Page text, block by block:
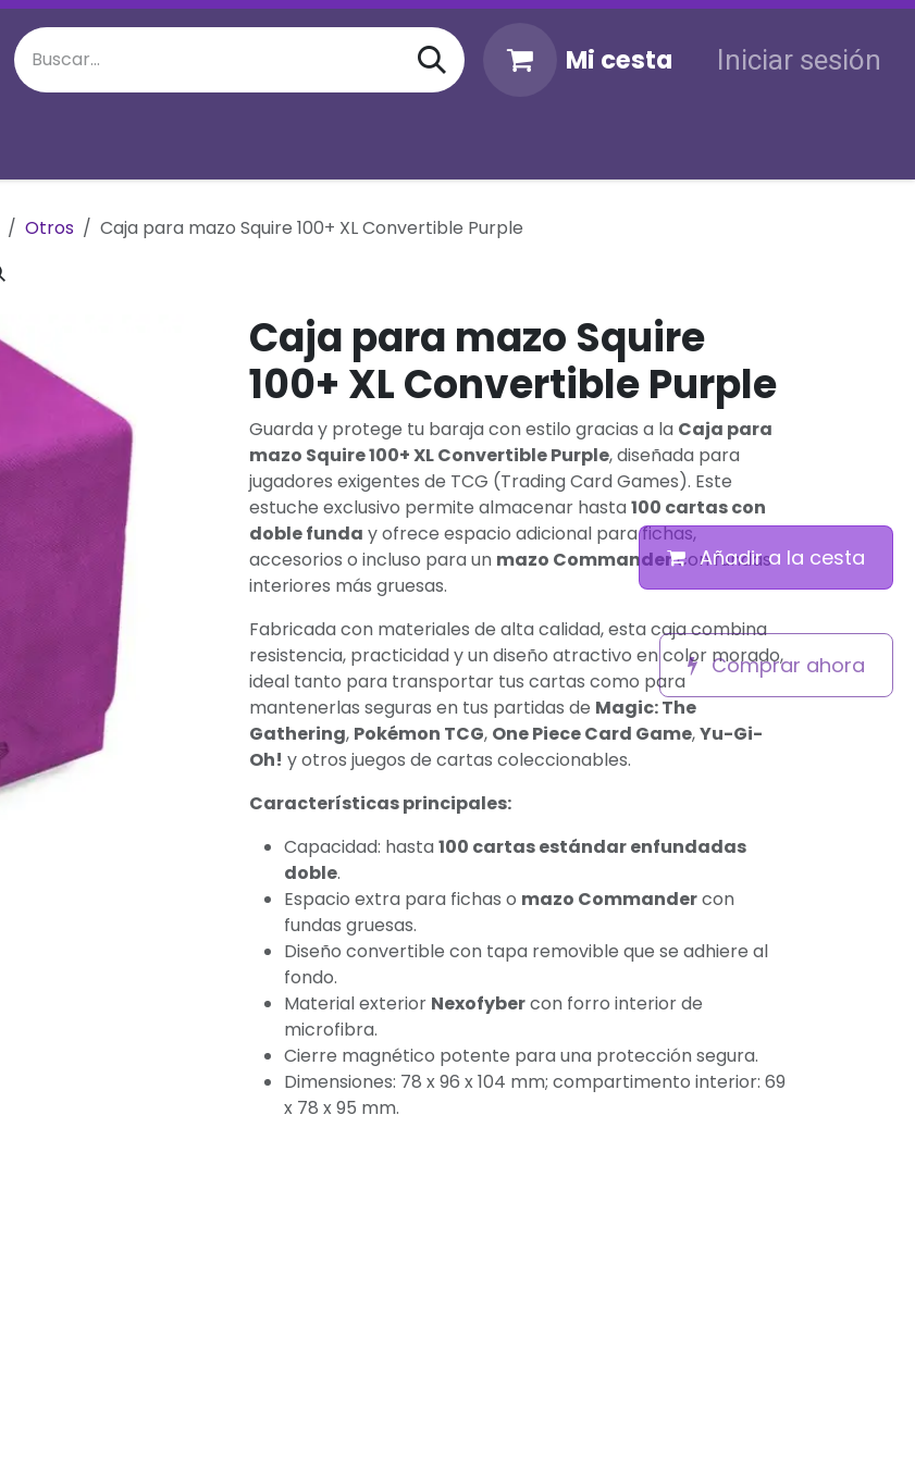
Mi cesta Iniciar sesión
Otros Caja para mazo Squire 100+ XL Convertible Purple
Caja para mazo Squire
100+ XL Convertible Purple
Guarda y protege tu baraja con estilo gracias a la Caja para
mazo Squire 100+ XL Convertible Purple, diseñada para
jugadores exigentes de TCG (Trading Card Games). Este
estuche exclusivo permite almacenar hasta100 cartas con
doble funda y ofrece espacio adicional para fichas,
accesorios o incluso para un mazo Commandercon fundas
interiores más gruesas.
Fabricada con materiales de alta calidad, esta caja combina
resistencia, practicidad y un diseño atractivo en color morado,
ideal tanto para transportar tus cartas como para
mantenerlas seguras en tus partidas de Magic: The
Gathering, Pokémon TCG, One Piece Card Game,Yu-Gi-
Oh! y otros juegos de cartas coleccionables.
Características principales:
Capacidad: hasta100 cartas estándar enfundadas
doble.
Espacio extra para fichas o mazo Commandercon
fundas gruesas.
Diseño convertible con tapa removible que se adhiere al
fondo.
Material exterior Nexofybercon forro interior de
microfibra.
Cierre magnético potente para una protección segura.
Dimensiones: 78 x 96 x 104 mm; compartimento interior: 69
x 78 x 95 mm.
Añadir a la cesta
Comprar ahora